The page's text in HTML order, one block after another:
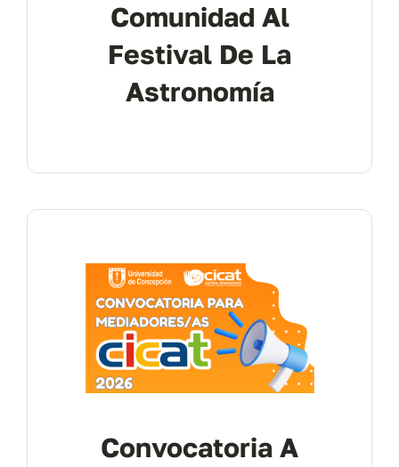
Comunidad Al
Festival De La
Astronomía
Convocatoria A